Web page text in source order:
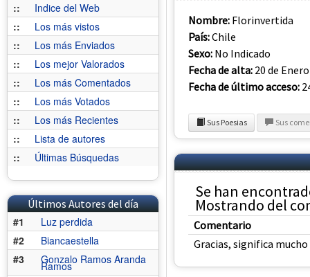
::
Indice del Web
::
Los más vistos
::
Los más Enviados
::
Los mejor Valorados
::
Los más Comentados
::
Los más Votados
::
Los más Recientes
::
Lista de autores
::
Últimas Búsquedas
Últimos Autores del día
#1
Luz perdida
#2
Biancaestella
#3
Gonzalo Ramos Aranda
Ramos
Nombre: Florinvertida
País:Chile
Sexo: No Indicado
Fecha de alta: 20 de
Fecha de último acceso:
Sus Poesias Sus
Se han
Mostrando del
Comentario
Gracias, significa mucho